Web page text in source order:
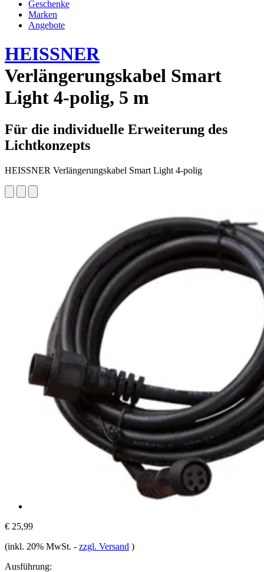
Geschenke
Marken
Angebote
HEISSNER
Verlängerungskabel Smart
Light 4-polig, 5 m
Für die individuelle Erweiterung des
Lichtkonzepts
HEISSNER Verlängerungskabel Smart Light 4-polig
€ 25,99
(inkl. 20% MwSt. - zzgl. Versand )
Ausführung: